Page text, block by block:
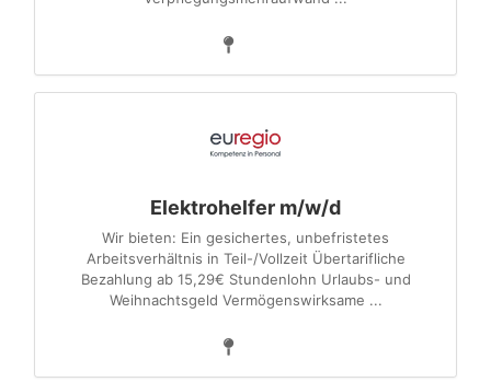
Elektrohelfer m/w/d
Wir bieten: Ein gesichertes, unbefristetes
Arbeitsverhältnis in Teil-/Vollzeit Übertarifliche
Bezahlung ab 15,29€ Stundenlohn Urlaubs- und
Weihnachtsgeld Vermögenswirksame ...